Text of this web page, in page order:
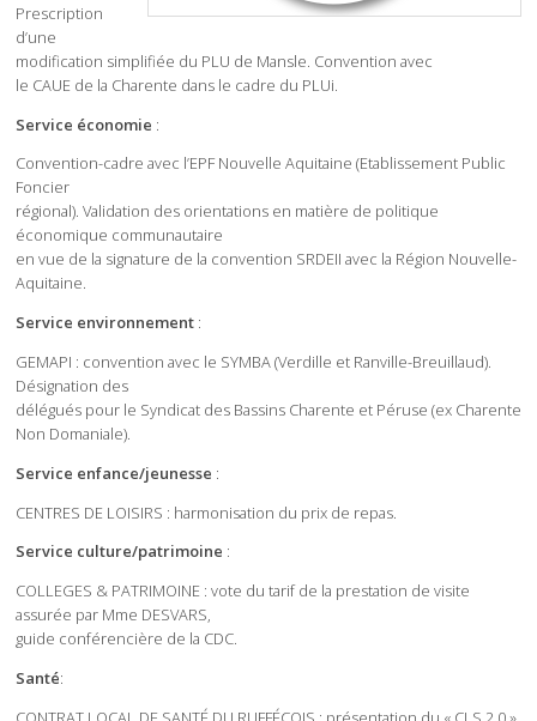
Prescription
d’une
modification simplifiée du PLU de Mansle. Convention avec
le CAUE de la Charente dans le cadre du PLUi.
Service économie :
Convention-cadre avec l’EPF Nouvelle Aquitaine (Etablissement Public
Foncier
régional). Validation des orientations en matière de politique
économique communautaire
en vue de la signature de la convention SRDEII avec la Région Nouvelle-
Aquitaine.
Service environnement:
GEMAPI : convention avec le SYMBA (Verdille et Ranville-Breuillaud).
Désignation des
délégués pour le Syndicat des Bassins Charente et Péruse (ex Charente
Non Domaniale).
Service enfance/jeunesse :
CENTRES DE LOISIRS : harmonisation du prix de repas.
Service culture/patrimoine :
COLLEGES & PATRIMOINE : vote du tarif de la prestation de visite
assurée par Mme DESVARS,
guide conférencière de la CDC.
Santé: